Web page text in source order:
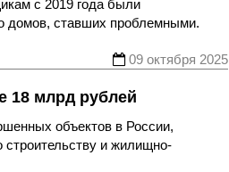
с 2019 года были
домов, ставших проблемными.
09 октября 2025
18 млрд рублей
объектов в России,
и жилищно-